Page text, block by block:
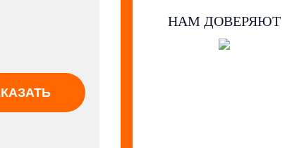
НАМ ДОВЕРЯЮТ